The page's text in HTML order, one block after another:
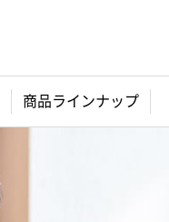
商品ラインナップ